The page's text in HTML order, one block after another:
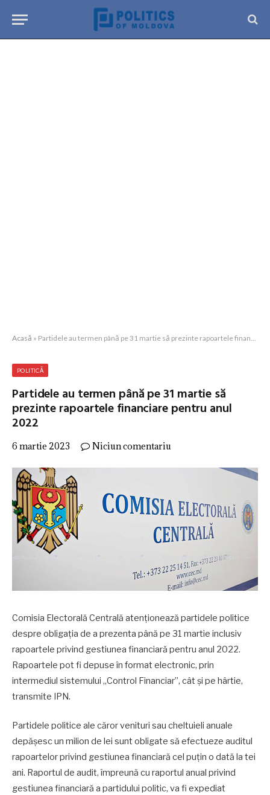
Acasă » Partidele au termen până pe 31 martie să prezinte rapoartele financiare pentru anul 2022
POLITICĂ
Partidele au termen până pe 31 martie să
prezinte rapoartele financiare pentru anul
2022
6 martie 2023 Niciun comentariu
Comisia Electorală Centrală atenționează partidele politice
despre obligația de a prezenta până pe 31 martie inclusiv
rapoartele privind gestiunea financiară pentru anul 2022.
Rapoartele pot fi depuse în format electronic, prin
intermediul sistemului „Control Financiar”, cât și pe hârtie,
transmite IPN.
Partidele politice ale căror venituri sau cheltuieli anuale
depășesc un milion de lei sunt obligate să efectueze auditul
rapoartelor privind gestiunea financiară cel puțin o dată la tei
ani. Raportul de audit, împreună cu raportul anual privind
gestiunea financiară a partidului politic, va fi expediat